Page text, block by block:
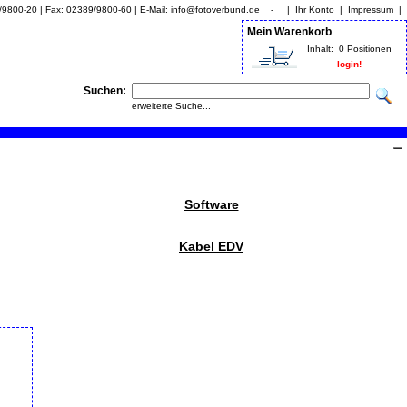
9800-20 | Fax: 02389/9800-60 | E-Mail: info@fotoverbund.de - | Ihr Konto | Impressum |
Mein Warenkorb
Inhalt:
0 Positionen
login!
Suchen:
erweiterte Suche...
Software
Kabel EDV